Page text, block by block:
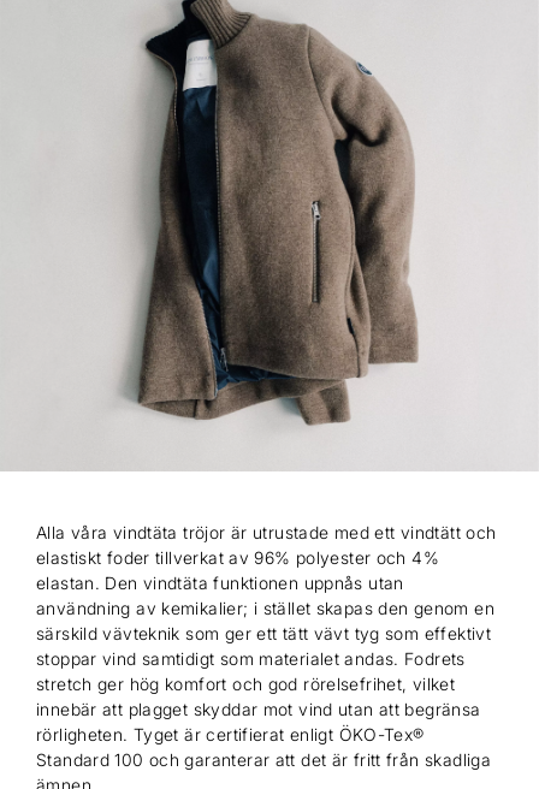
Alla våra vindtäta tröjor är utrustade med ett vindtätt och
elastiskt foder tillverkat av 96% polyester och 4%
elastan. Den vindtäta funktionen uppnås utan
användning av kemikalier; i stället skapas den genom en
särskild vävteknik som ger ett tätt vävt tyg som effektivt
stoppar vind samtidigt som materialet andas. Fodrets
stretch ger hög komfort och god rörelsefrihet, vilket
innebär att plagget skyddar mot vind utan att begränsa
rörligheten. Tyget är certifierat enligt ÖKO-Tex®
Standard 100 och garanterar att det är fritt från skadliga
ämnen.